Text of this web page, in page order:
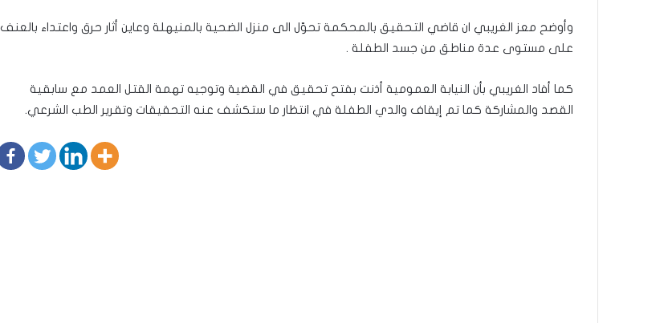
وأوضح معز الغريبي ان قاضي التحقيق بالمحكمة تحوّل الى منزل الضحية بالمنيهلة وعاين أثار حرق واعتداء بالعنف
على مستوى عدة مناطق من جسد الطفلة .
كما أفاد الغريبي بأن النيابة العمومية أذنت بفتح تحقيق في القضية وتوجيه تهمة القتل العمد مع سابقية
القصد والمشاركة كما تم إيقاف والدي الطفلة في انتظار ما ستكشف عنه التحقيقات وتقرير الطب الشرعي.